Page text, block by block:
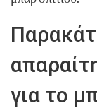
για το